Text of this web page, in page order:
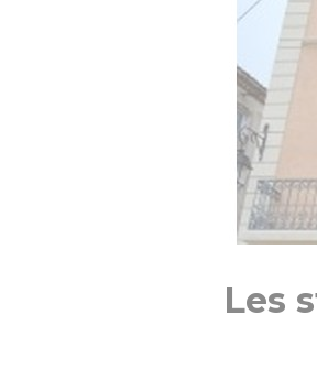
Les